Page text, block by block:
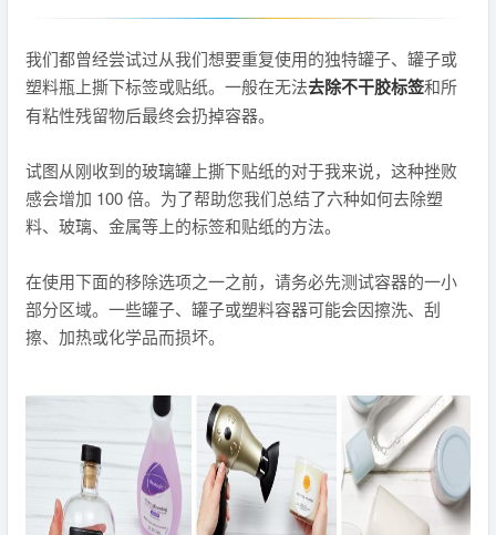
我们都曾经尝试过从我们想要重复使用的独特罐子、罐子或
塑料瓶上撕下标签或贴纸。一般在无法去除不干胶标签和所
有粘性残留物后最终会扔掉容器。
试图从刚收到的玻璃罐上撕下贴纸的对于我来说，这种挫败
感会增加 100 倍。为了帮助您我们总结了六种如何去除塑
料、玻璃、金属等上的标签和贴纸的方法。
在使用下面的移除选项之一之前，请务必先测试容器的一小
部分区域。一些罐子、罐子或塑料容器可能会因擦洗、刮
擦、加热或化学品而损坏。